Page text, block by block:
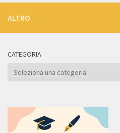
ALTRO
CATEGORIA
Categoria